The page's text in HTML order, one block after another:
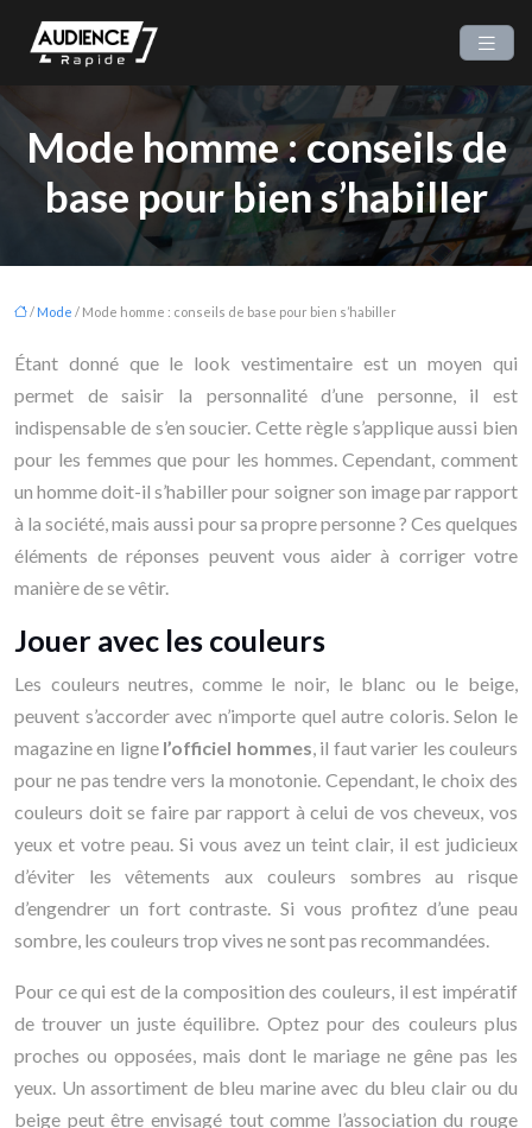
Mode homme : conseils de
base pour bien s’habiller
/ Mode / Mode homme : conseils de base pour bien s’habiller
Étant donné que le look vestimentaire est un moyen qui
permet de saisir la personnalité d’une personne, il est
indispensable de s’en soucier. Cette règle s’applique aussi bien
pour les femmes que pour les hommes. Cependant, comment
un homme doit-il s’habiller pour soigner son image par rapport
à la société, mais aussi pour sa propre personne ? Ces quelques
éléments de réponses peuvent vous aider à corriger votre
manière de se vêtir.
Jouer avec les couleurs
Les couleurs neutres, comme le noir, le blanc ou le beige,
peuvent s’accorder avec n’importe quel autre coloris. Selon le
magazine en ligne l’officiel hommes, il faut varier les couleurs
pour ne pas tendre vers la monotonie. Cependant, le choix des
couleurs doit se faire par rapport à celui de vos cheveux, vos
yeux et votre peau. Si vous avez un teint clair, il est judicieux
d’éviter les vêtements aux couleurs sombres au risque
d’engendrer un fort contraste. Si vous profitez d’une peau
sombre, les couleurs trop vives ne sont pas recommandées.
Pour ce qui est de la composition des couleurs, il est impératif
de trouver un juste équilibre. Optez pour des couleurs plus
proches ou opposées, mais dont le mariage ne gêne pas les
yeux. Un assortiment de bleu marine avec du bleu clair ou du
beige peut être envisagé tout comme l’association du rouge